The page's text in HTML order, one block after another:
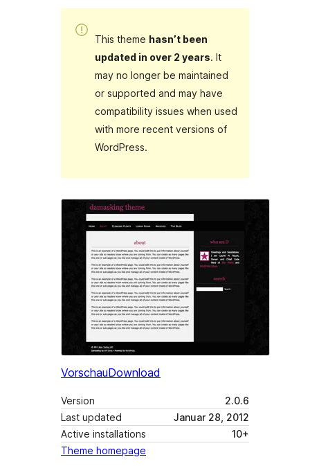
This theme hasn’t been
updated in over 2 years. It
may no longer be maintained
or supported and may have
compatibility issues when used
with more recent versions of
WordPress.
VorschauDownload
Version
2.0.6
Last updated
Januar 28, 2012
Active installations
10+
Theme homepage